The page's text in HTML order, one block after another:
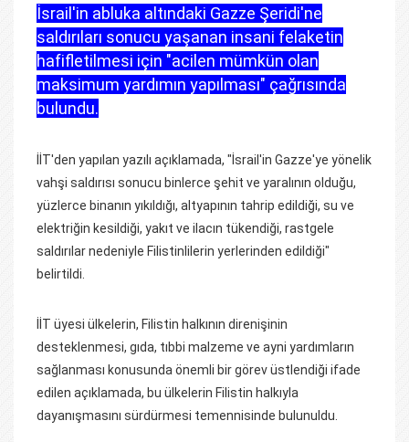
İsrail'in abluka altındaki Gazze Şeridi'ne
saldırıları sonucu yaşanan insani felaketin
hafifletilmesi için "acilen mümkün olan
maksimum yardımın yapılması" çağrısında
bulundu.
İİT'den yapılan yazılı açıklamada, "İsrail'in Gazze'ye yönelik
vahşi saldırısı sonucu binlerce şehit ve yaralının olduğu,
yüzlerce binanın yıkıldığı, altyapının tahrip edildiği, su ve
elektriğin kesildiği, yakıt ve ilacın tükendiği, rastgele
saldırılar nedeniyle Filistinlilerin yerlerinden edildiği"
belirtildi.
İİT üyesi ülkelerin, Filistin halkının direnişinin
desteklenmesi, gıda, tıbbi malzeme ve ayni yardımların
sağlanması konusunda önemli bir görev üstlendiği ifade
edilen açıklamada, bu ülkelerin Filistin halkıyla
dayanışmasını sürdürmesi temennisinde bulunuldu.